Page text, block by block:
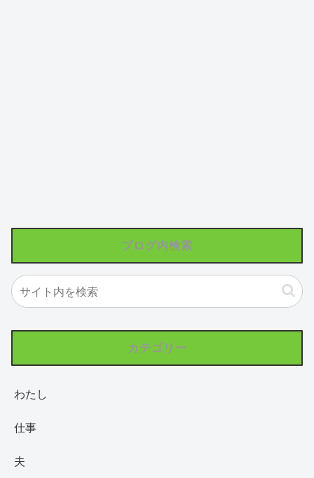
ブログ内検索
カテゴリー
わたし
仕事
夫